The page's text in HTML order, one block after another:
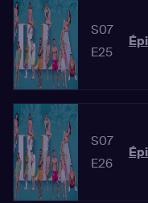
S07
E25
S07
E26